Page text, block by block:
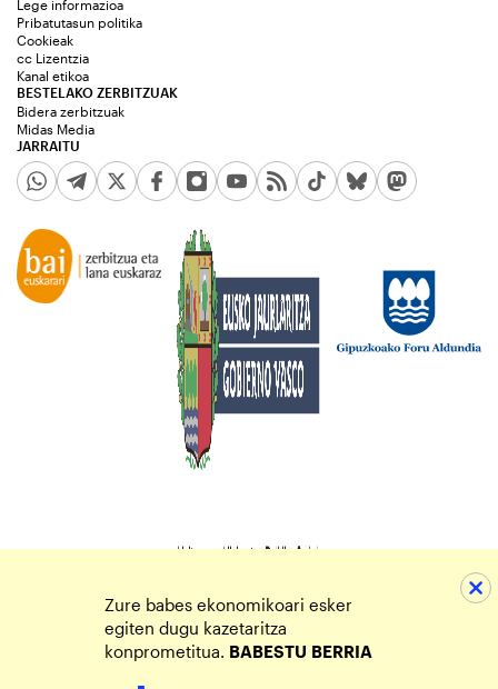
JARRAITU
Lege informazioa
Pribatutasun politika
Cookieak
cc Lizentzia
Kanal etikoa
BESTELAKO ZERBITZUAK
Bidera zerbitzuak
Midas Media
Zure babes ekonomikoari esker
egiten dugu kazetaritza
konprometitua. BABESTU BERRIA